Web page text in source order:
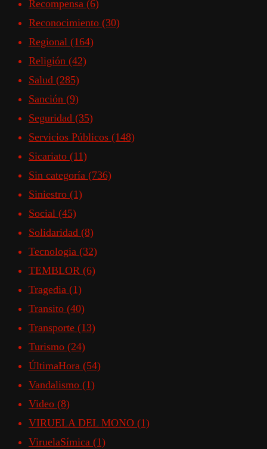
Recompensa (6)
Reconocimiento (30)
Regional (164)
Religión (42)
Salud (285)
Sanción (9)
Seguridad (35)
Servicios Públicos (148)
Sicariato (11)
Sin categoría (736)
Siniestro (1)
Social (45)
Solidaridad (8)
Tecnologia (32)
TEMBLOR (6)
Tragedia (1)
Transito (40)
Transporte (13)
Turismo (24)
ÚltimaHora (54)
Vandalismo (1)
Video (8)
VIRUELA DEL MONO (1)
ViruelaSímica (1)